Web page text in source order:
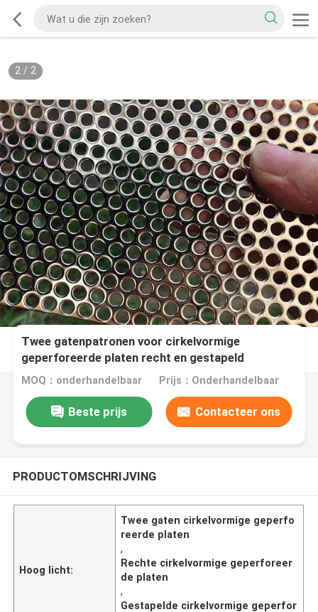
2/ 2
Twee gatenpatronen voor cirkelvormige
geperforeerde platen recht en gestapeld
MOQ：onderhandelbaar Prijs：Onderhandelbaar
Beste prijs Contacteer ons
PRODUCTOMSCHRIJVING
Hoog licht:
Twee gaten cirkelvormige geperfo
reerde platen
,
Rechte cirkelvormige geperforeer
de platen
,
Gestapelde cirkelvormige geperfor